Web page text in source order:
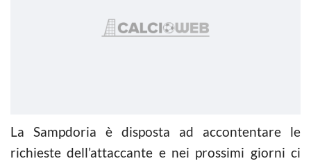
La Sampdoria è disposta ad accontentare le
richieste dell’attaccante e nei prossimi giorni ci